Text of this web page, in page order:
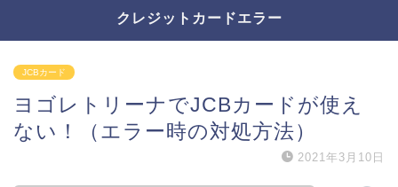
クレジットカードエラー
JCBカード
ヨゴレトリーナでJCBカードが使え
ない！（エラー時の対処方法）
2021年3月10日